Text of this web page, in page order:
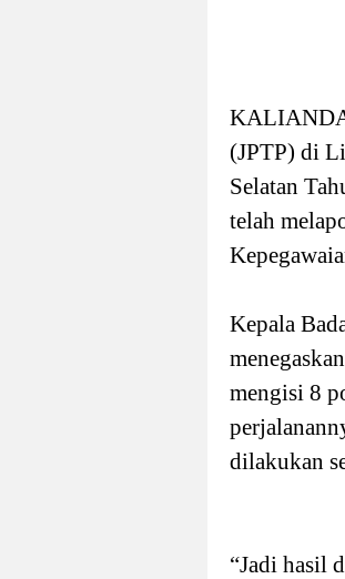
KALIANDA
(JPTP) di
Selatan
telah
Kepala
mengisi 8
dilakukan
“Jadi hasil